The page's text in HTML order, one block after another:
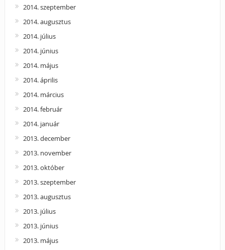
2014. szeptember
2014. augusztus
2014. július
2014. június
2014. május
2014. április
2014. március
2014. február
2014. január
2013. december
2013. november
2013. október
2013. szeptember
2013. augusztus
2013. július
2013. június
2013. május